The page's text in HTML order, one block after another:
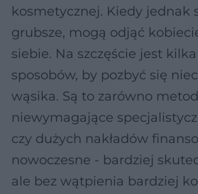
kosmetycznej. Kiedy jednak
grubsze, mogą odjąć
siebie. Na szczęście jest
sposobów, by pozbyć się
wąsika. Są to zarówno
niewymagające
czy dużych nakładów
nowoczesne - bardziej
ale bez wątpienia bardziej